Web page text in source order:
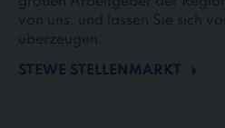
von uns, und lassen Sie sich
überzeugen.
STEWE STELLENMARKT